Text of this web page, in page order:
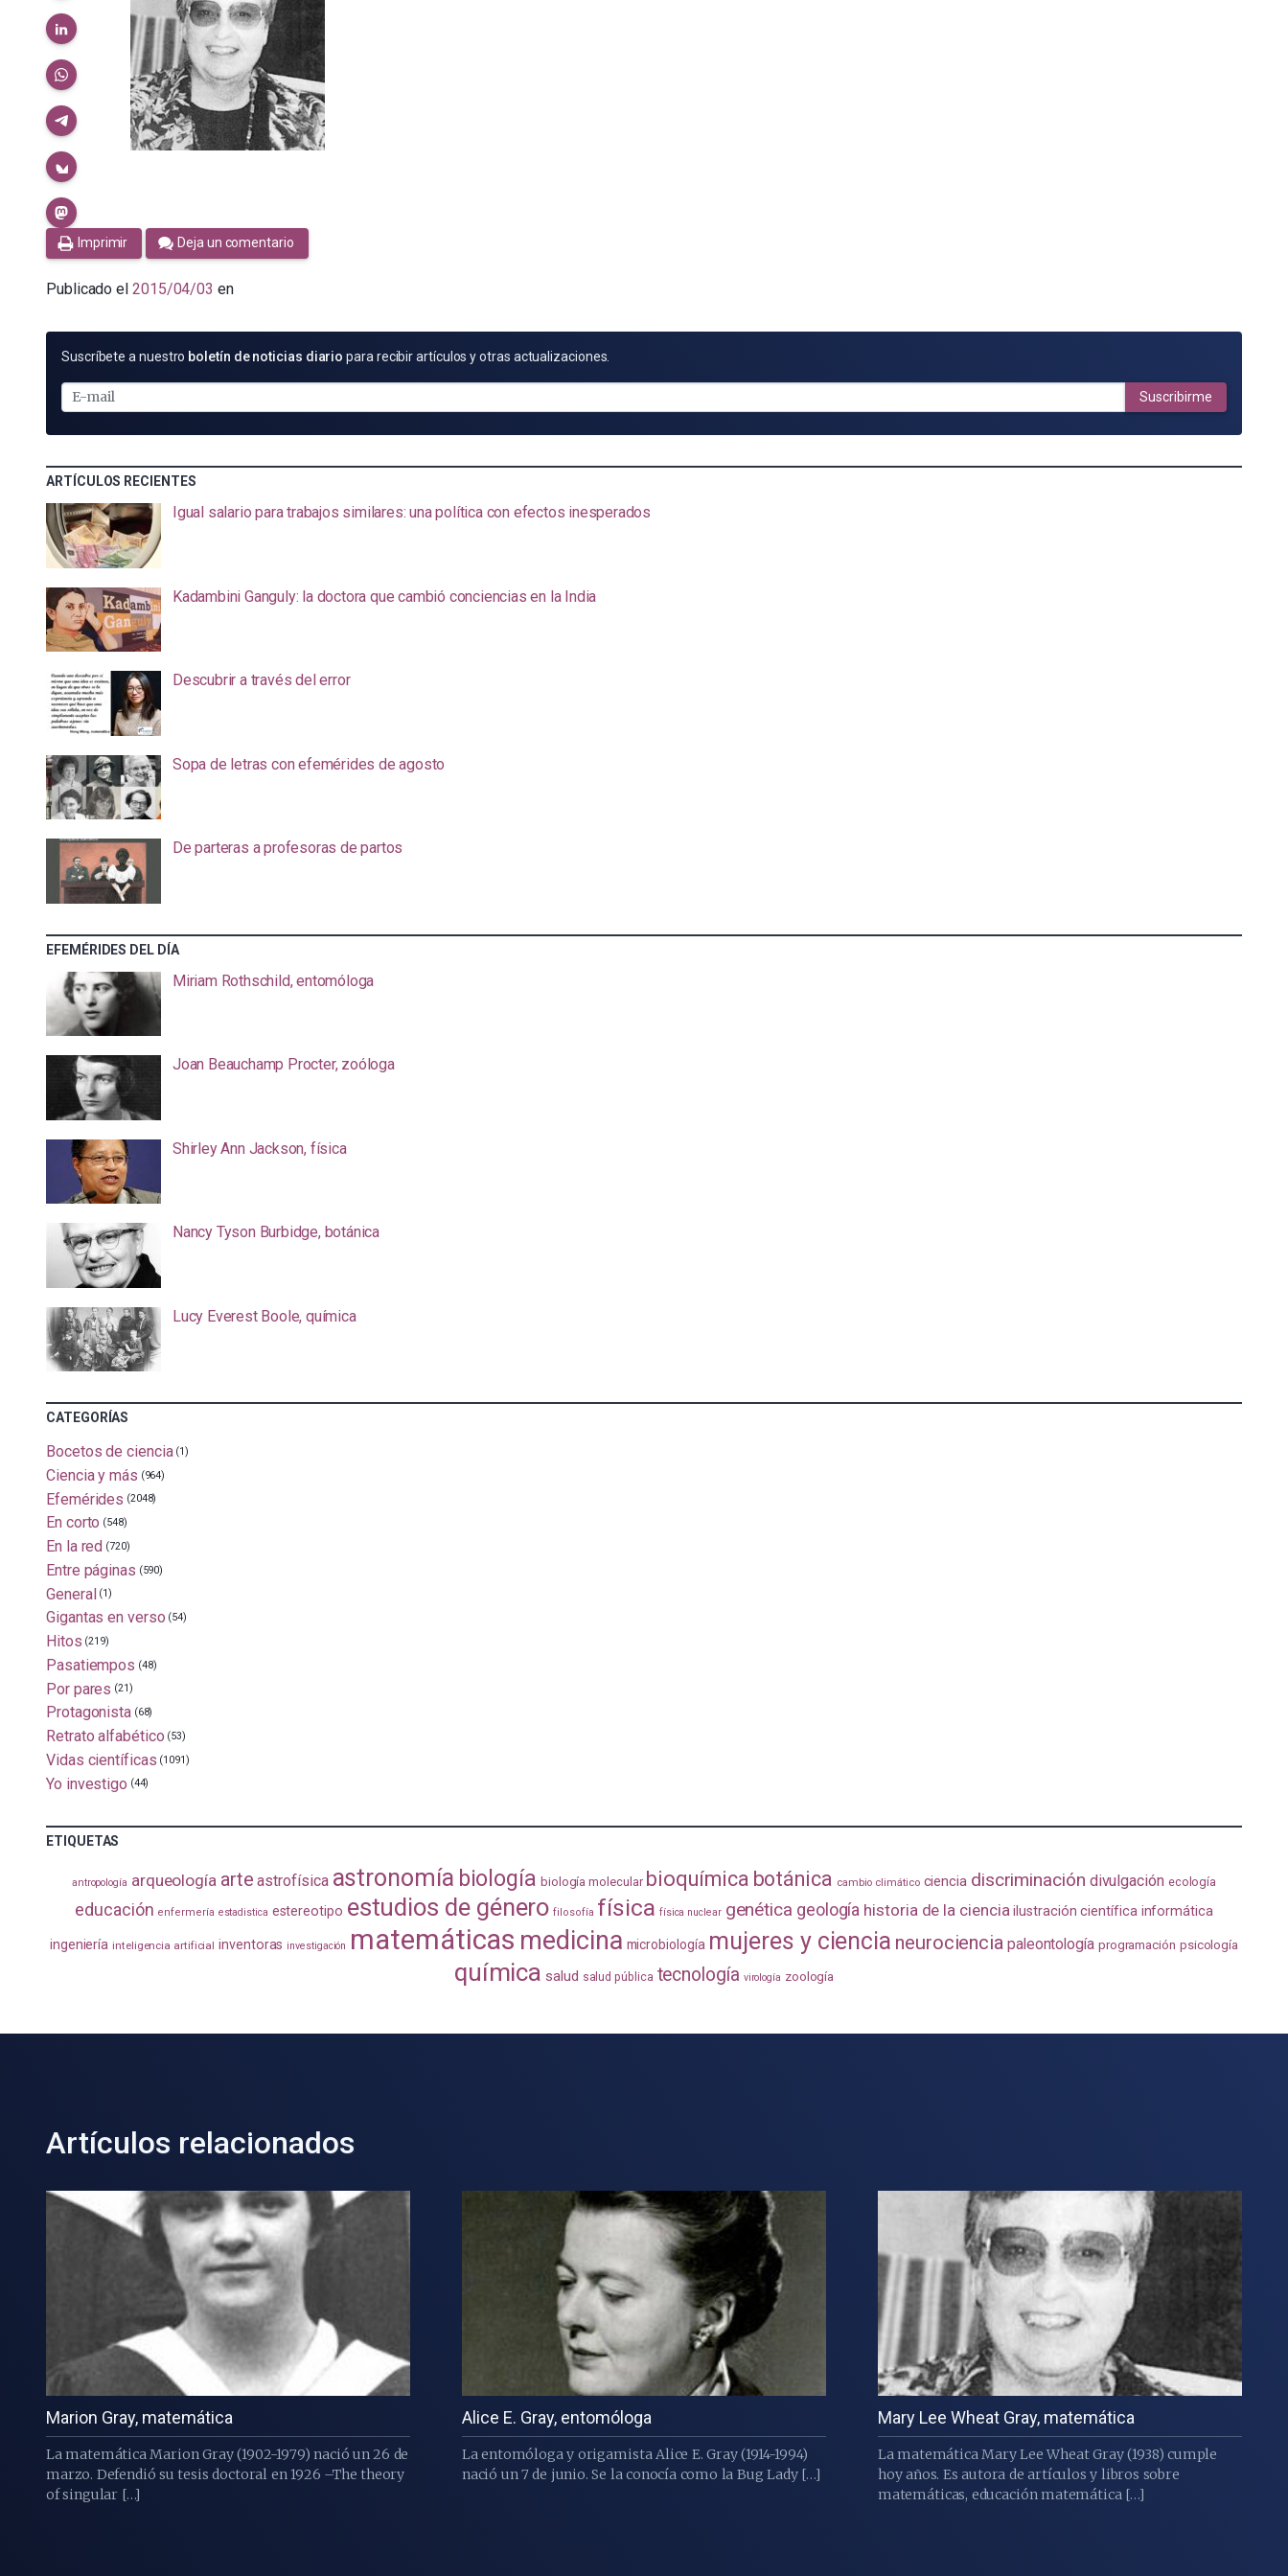
Imprimir Deja un comentario
Publicado el 2015/04/03 en
SUSCRÍBETE
E-
MAIL
Suscríbete a nuestro boletín de noticias diario para recibir artículos y otras actualizaciones.
Suscribirme
ARTÍCULOS RECIENTES
Igual salario para trabajos similares: una política con efectos inesperados
Kadambini Ganguly: la doctora que cambió conciencias en la India
Descubrir a través del error
Sopa de letras con efemérides de agosto
De parteras a profesoras de partos
EFEMÉRIDES DEL DÍA
Miriam Rothschild, entomóloga
Joan Beauchamp Procter, zoóloga
Shirley Ann Jackson, física
Nancy Tyson Burbidge, botánica
Lucy Everest Boole, química
CATEGORÍAS
Bocetos de ciencia (1)
Ciencia y más (964)
Efemérides (2048)
En corto (548)
En la red (720)
Entre páginas (590)
General (1)
Gigantas en verso (54)
Hitos (219)
Pasatiempos (48)
Por pares (21)
Protagonista (68)
Retrato alfabético (53)
Vidas científicas (1091)
Yo investigo (44)
ETIQUETAS
antropología arqueología arte astrofísica astronomía biología biología molecular bioquímica botánica cambio climático ciencia discriminación divulgación ecología
educación enfermería estadistica estereotipo estudios de género filosofía física física nuclear genética geología historia de la ciencia ilustración científica informática
ingeniería inteligencia artificial inventoras investigación matemáticas medicina microbiología mujeres y ciencia neurociencia paleontología programación psicología
química salud salud pública tecnología virología zoología
Artículos relacionados
Marion Gray, matemática
La matemática Marion Gray (1902-1979) nació un 26 de
marzo. Defendió su tesis doctoral en 1926 –The theory
of singular […]
Alice E. Gray, entomóloga
La entomóloga y origamista Alice E. Gray (1914-1994)
nació un 7 de junio. Se la conocía como la Bug Lady […]
Mary Lee Wheat Gray, matemática
La matemática Mary Lee Wheat Gray (1938) cumple
hoy años. Es autora de artículos y libros sobre
matemáticas, educación matemática […]